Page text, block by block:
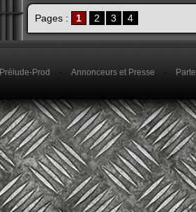
Pages : 1 2 3 4
Prélude-Prod - Annonceurs et Presse -